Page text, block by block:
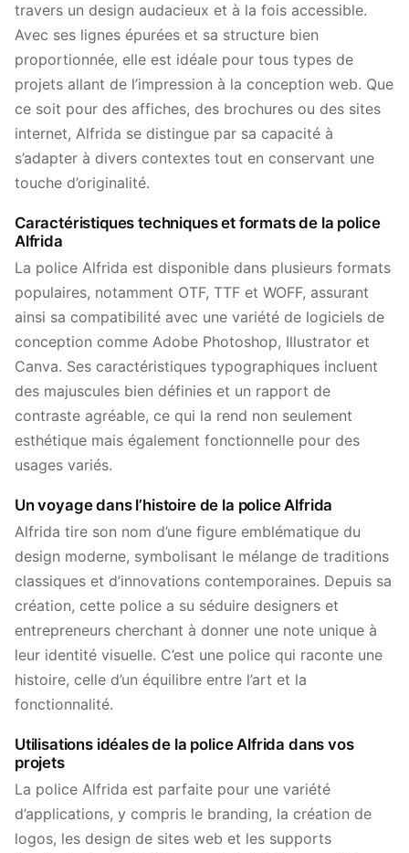
travers un design audacieux et à la fois accessible.
Avec ses lignes épurées et sa structure bien
proportionnée, elle est idéale pour tous types de
projets allant de l’impression à la conception web. Que
ce soit pour des affiches, des brochures ou des sites
internet, Alfrida se distingue par sa capacité à
s’adapter à divers contextes tout en conservant une
touche d’originalité.
Caractéristiques techniques et formats de la police
Alfrida
La police Alfrida est disponible dans plusieurs formats
populaires, notamment OTF, TTF et WOFF, assurant
ainsi sa compatibilité avec une variété de logiciels de
conception comme Adobe Photoshop, Illustrator et
Canva. Ses caractéristiques typographiques incluent
des majuscules bien définies et un rapport de
contraste agréable, ce qui la rend non seulement
esthétique mais également fonctionnelle pour des
usages variés.
Un voyage dans l’histoire de la police Alfrida
Alfrida tire son nom d’une figure emblématique du
design moderne, symbolisant le mélange de traditions
classiques et d’innovations contemporaines. Depuis sa
création, cette police a su séduire designers et
entrepreneurs cherchant à donner une note unique à
leur identité visuelle. C’est une police qui raconte une
histoire, celle d’un équilibre entre l’art et la
fonctionnalité.
Utilisations idéales de la police Alfrida dans vos
projets
La police Alfrida est parfaite pour une variété
d’applications, y compris le branding, la création de
logos, les design de sites web et les supports